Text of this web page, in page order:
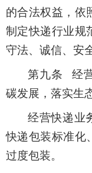
的合法权益，依
制定快递行业规
守法、诚信、安
第九条 经
碳发展，落实生
经营快递业
快递包装标准化
过度包装。